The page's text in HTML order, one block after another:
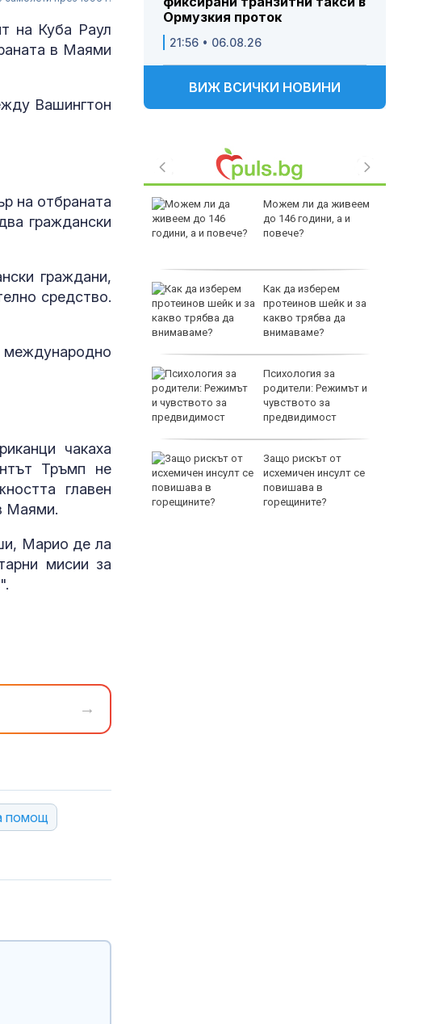
на Куба Раул
в Маями
Вашингтон
на отбраната
граждански
граждани,
средство.
чакаха
Тръмп не
главен
Маями.
Марио де ла
мисии за
→
помощ
Ормузкия проток
21:56 • 06.08.26
ВИЖ ВСИЧКИ НОВИНИ
За наказание: Пратиха
в “месомелачката”
руски войник облечен
Китай тества Z-10 за
опасни мисии:
Меган Маркъл по
бански в басейна за
ЧРД
Можем ли да живеем
до 146 години, а и
повече?
Как да изберем
протеинов шейк и за
какво трябва да
внимаваме?
Психология за
родители: Режимът и
чувството за
предвидимост
Защо рискът от
исхемичен инсулт се
повишава в
горещините?